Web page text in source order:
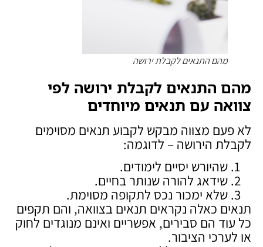
מהם התנאים לקבלת ירושה
מהם התנאים לקבלת ירושה לפי
צוואה עם תנאים מיוחדים
לא פעם מצווה מבקש לקבוע תנאים מסוימים
לקבלת הירושה – לדוגמה:
שהיורש יסיים לימודים.
שידאג להורה שנותר בחיים.
שלא ימכור נכס לתקופה מסוימת.
תנאים כאלה נקראים תנאים בצוואה, והם תקפים
כל עוד הם סבירים, אפשריים ואינם מנוגדים לחוק
או לערכי הציבור.